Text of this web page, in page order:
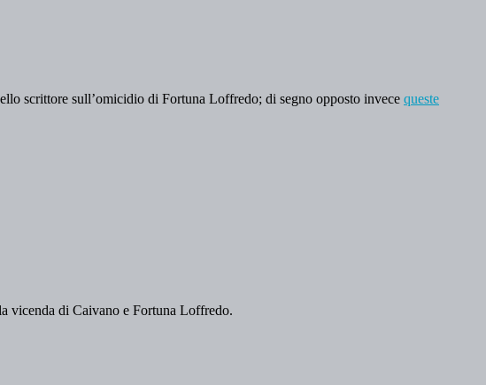
scrittore sull’omicidio di Fortuna Loffredo; di segno opposto invece queste
vicenda di Caivano e Fortuna Loffredo.